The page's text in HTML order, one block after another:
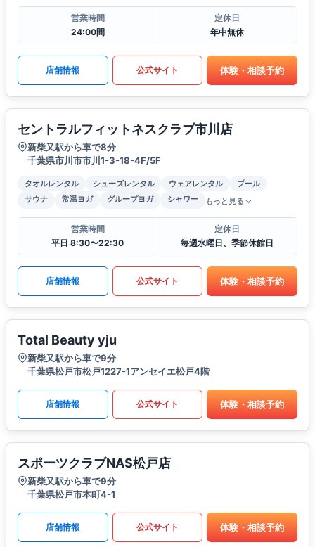
営業時間
24:00間
定休日
年中無休
店舗情報 公式サイト 体験・相談予約
セントラルフィットネスクラブ市川店
新柴又駅から車で8分
千葉県市川市市川1-3-18-4F/5F
タオルレンタル シューズレンタル ウェアレンタル
プール
サウナ
常温ヨガ グループヨガ シャワー もっと見る
営業時間
平日 8:30〜22:30
定休日
毎週水曜日、季節休館日
店舗情報 公式サイト 体験・相談予約
Total Beauty yju
新柴又駅から車で9分
千葉県松戸市松戸1227-1アンセイエ松戸4階
店舗情報 公式サイト 体験・相談予約
スポーツクラブNAS松戸店
新柴又駅から車で9分
千葉県松戸市本町4-1
店舗情報 公式サイト 体験・相談予約